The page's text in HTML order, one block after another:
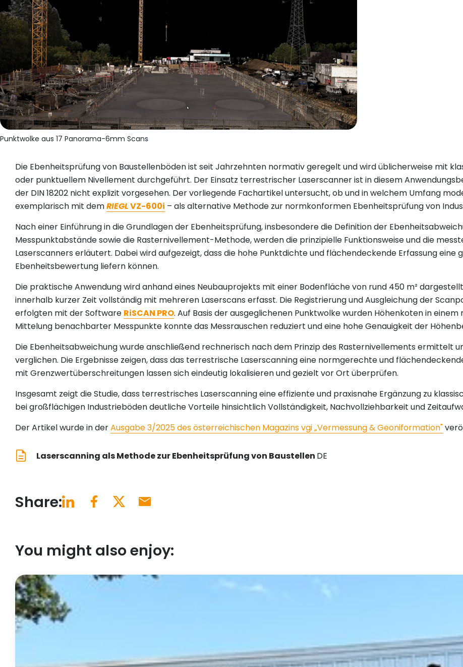
Punktwolke aus 17 Panorama-6mm Scans
Die Ebenheitsprüfung von Baustellenböden ist seit Jahrzehnten normativ geregelt und wird üblicherweise mit
oder punktuellem Nivellement durchgeführt. Der Einsatz terrestrischer Laserscanner ist in diesem
der DIN 18202 nicht explizit vorgesehen. Der vorliegende Fachartikel untersucht, ob und in welchem Umfang
exemplarisch mit demRIEGLVZ-600i – als alternative Methode zur normkonformen Ebenheitsprüfung von
Nach einer Einführung in die Grundlagen der Ebenheitsprüfung, insbesondere die Definition der
Messpunktabstände sowie die Rasternivellement-Methode, werden die prinzipielle Funktionsweise und die
Laserscanners erläutert. Dabei wird aufgezeigt, dass die hohe Punktdichte und flächendeckende Erfassung eine
Ebenheitsbewertung liefern können.
Die praktische Anwendung wird anhand eines Neubauprojekts mit einer Bodenfläche von rund 450 m²
innerhalb kurzer Zeit vollständig mit mehreren Laserscans erfasst. Die Registrierung und Ausgleichung der
erfolgten mit der Software RiSCAN PRO. Auf Basis der ausgeglichenen Punktwolke wurden Höhenkoten in
Mittelung benachbarter Messpunkte konnte das Messrauschen reduziert und eine hohe Genauigkeit der
Die Ebenheitsabweichung wurde anschließend rechnerisch nach dem Prinzip des Rasternivellements ermittelt
verglichen. Die Ergebnisse zeigen, dass das terrestrische Laserscanning eine normgerechte und
mit Grenzwertüberschreitungen lassen sich eindeutig lokalisieren und gezielt vor Ort überprüfen.
Insgesamt zeigt die Studie, dass terrestrisches Laserscanning eine effiziente und praxisnahe Ergänzung zu
bei großflächigen Industrieböden deutliche Vorteile hinsichtlich Vollständigkeit, Nachvollziehbarkeit und
Der Artikel wurde in derAusgabe 3/2025 des österreichischen Magazins vgi „Vermessung & Geoniformation"
Laserscanning als Methode zur Ebenheitsprüfung von Baustellen DE
Share:
You might also enjoy: